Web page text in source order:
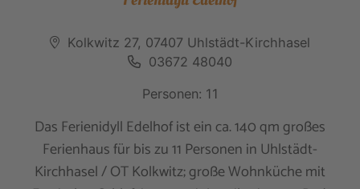
Kolkwitz 27, 07407 Uhlstädt-Kirchhasel
03672 48040
Personen: 11
Das Ferienidyll Edelhof ist ein ca. 140 qm großes
Ferienhaus für bis zu 11 Personen in Uhlstädt-
Kirchhasel / OT Kolkwitz; große Wohnküche mit